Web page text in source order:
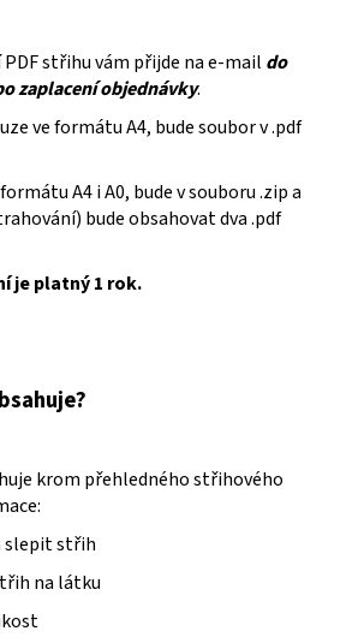
střihu vám přijde na e-mail do
zaplacení objednávky.
ve formátu A4, bude soubor v .pdf
A4 i A0, bude v souboru .zip a
bude obsahovat dva .pdf
je platný 1 rok.
krom přehledného střihového
slepit střih
na látku